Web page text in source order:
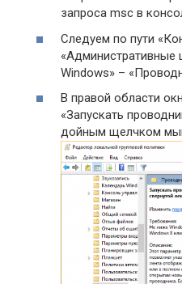
запроса msc в
Следуем по пути
Windows» –
В правой области
«Запускать
дойным щелчком